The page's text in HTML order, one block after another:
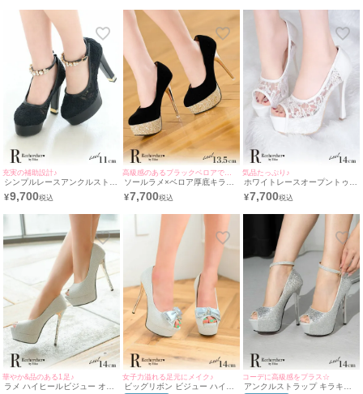
充実の補助設計♪
シンプルレースアンクルストラ
ップデザインパンプス(ブラッ
ク) (11cmヒール)
¥9,700
高級感のあるブラックベロアで大人上品♪
ソールラメ×ベロア厚底キラキ
ラハイヒールパンプス(ブラッ
ク) (13.5cmヒール)
¥7,700
気品たっぷり♪
ホワイトレースオープントゥワ
ンカラーパンプス(ホワイト)
(14cmヒール)
¥7,700
華やか&品のある1足♪
ラメ ハイヒールビジュー オー
女子力溢れる足元にメイク♪
ビッグリボン ビジュー ハイヒ
コーデに高級感をプラス☆
アンクルストラップ キラキラ